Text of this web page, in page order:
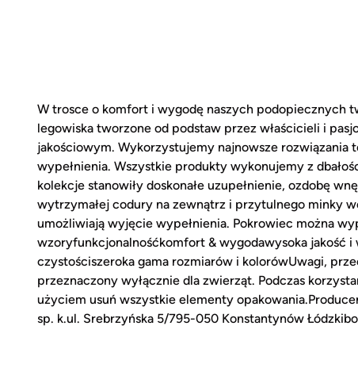
W trosce o komfort i wygodę naszych podopiecznych
legowiska tworzone od podstaw przez właścicieli i
jakościowym. Wykorzystujemy najnowsze rozwiązania
wypełnienia. Wszystkie produkty wykonujemy z
kolekcje stanowiły doskonałe uzupełnienie, ozdobę
wytrzymałej codury na zewnątrz i przytulnego minky
umożliwiają wyjęcie wypełnienia. Pokrowiec można
wzoryfunkcjonalnośćkomfort & wygodawysoka jakość i
czystościszeroka gama rozmiarów i kolorówUwagi,
przeznaczony wyłącznie dla zwierząt. Podczas
użyciem usuń wszystkie elementy
sp. k.ul. Srebrzyńska 5/795-050 Konstantynów